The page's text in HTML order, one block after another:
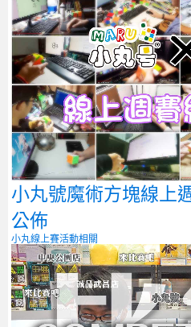
小丸號魔術方塊線上
公佈
小丸線上賽活動相關